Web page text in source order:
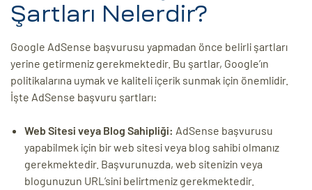
Şartları Nelerdir?
Google AdSense başvurusu yapmadan önce belirli şartları
yerine getirmeniz gerekmektedir. Bu şartlar, Google’ın
politikalarına uymak ve kaliteli içerik sunmak için önemlidir.
İşte AdSense başvuru şartları:
Web Sitesi veya Blog Sahipliği: AdSense başvurusu
yapabilmek için bir web sitesi veya blog sahibi olmanız
gerekmektedir. Başvurunuzda, web sitenizin veya
blogunuzun URL’sini belirtmeniz gerekmektedir.